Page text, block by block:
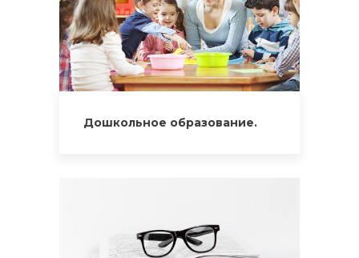
Дошкольное образование.